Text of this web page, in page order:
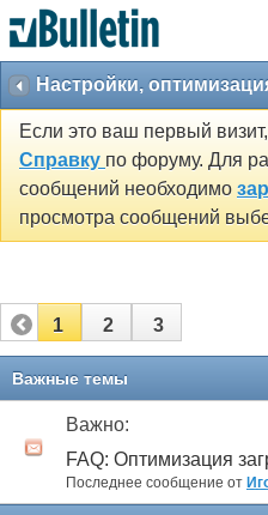
Если это ваш первый
Справку по форуму. Для
сообщений необходимо
просмотра сообщений
1 2 3
Важные темы
Важно:
FAQ: Оптимизация
Последнее сообщение от